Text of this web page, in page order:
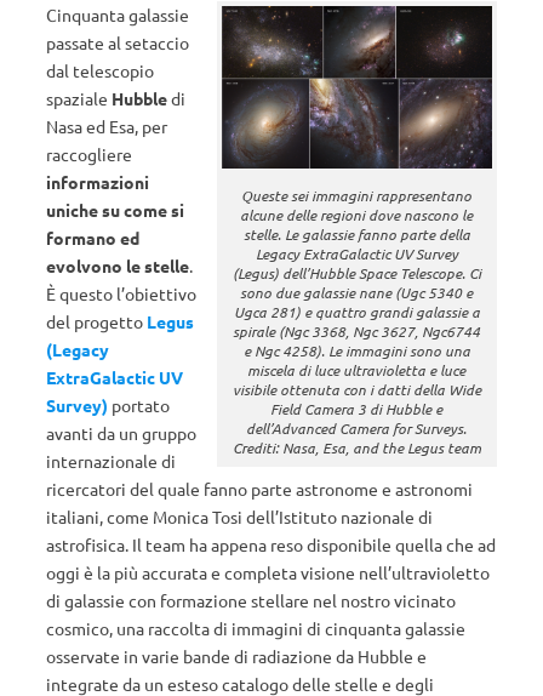
Queste sei immagini rappresentano
alcune delle regioni dove nascono le
stelle. Le galassie fanno parte della
Legacy ExtraGalactic UV Survey
(Legus) dell’Hubble Space Telescope. Ci
sono due galassie nane (Ugc 5340 e
Ugca 281) e quattro grandi galassie a
spirale (Ngc 3368, Ngc 3627, Ngc6744
e Ngc 4258). Le immagini sono una
miscela di luce ultravioletta e luce
visibile ottenuta con i datti della Wide
Field Camera 3 di Hubble e
dell’Advanced Camera for Surveys.
Crediti: Nasa, Esa, and the Legus team
Cinquanta galassie
passate al setaccio
dal telescopio
spaziale Hubbledi
Nasa ed Esa, per
raccogliere
informazioni
uniche su come si
formano ed
evolvono le stelle.
È questo l’obiettivo
del progetto Legus
(Legacy
ExtraGalactic UV
Survey) portato
avanti da un gruppo
internazionale di
ricercatori del quale fanno parte astronome e astronomi
italiani, come Monica Tosi dell’Istituto nazionale di
astrofisica. Il team ha appena reso disponibile quella che ad
oggi è la più accurata e completa visione nell’ultravioletto
di galassie con formazione stellare nel nostro vicinato
cosmico, una raccolta di immagini di cinquanta galassie
osservate in varie bande di radiazione da Hubble e
integrate da un esteso catalogo delle stelle e degli